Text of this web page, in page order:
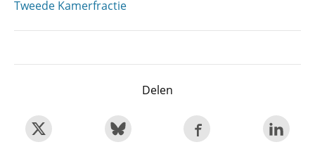
Tweede Kamerfractie
Delen